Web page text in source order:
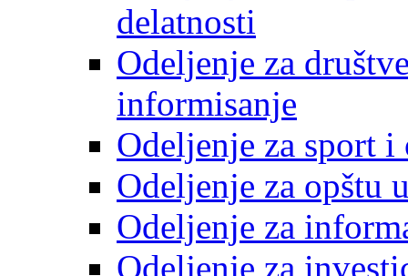
delatnosti
Odeljenje za
informisanje
Odeljenje za sport
Odeljenje za opštu
Odeljenje za
Odeljenje za